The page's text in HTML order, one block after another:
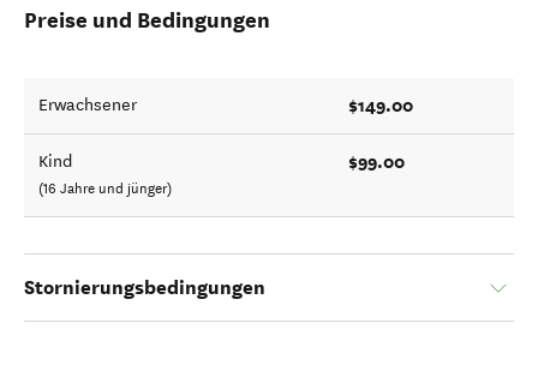
Preise und Bedingungen
Erwachsener $149.00
Kind
(16 Jahre und jünger)
$99.00
Stornierungsbedingungen